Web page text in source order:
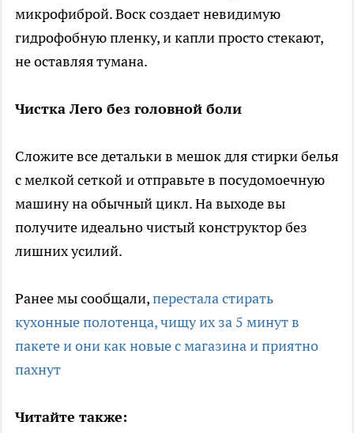
микрофиброй. Воск создает невидимую
гидрофобную пленку, и капли просто стекают,
не оставляя тумана.
Чистка Лего без головной боли
Сложите все детальки в мешок для стирки белья
с мелкой сеткой и отправьте в посудомоечную
машину на обычный цикл. На выходе вы
получите идеально чистый конструктор без
лишних усилий.
Ранее мы сообщали,перестала стирать
кухонные полотенца, чищу их за 5 минут в
пакете и они как новые с магазина и приятно
пахнут
Читайте также: